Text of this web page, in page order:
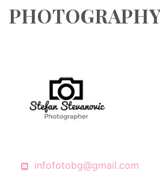
infofotobg@gmail.com